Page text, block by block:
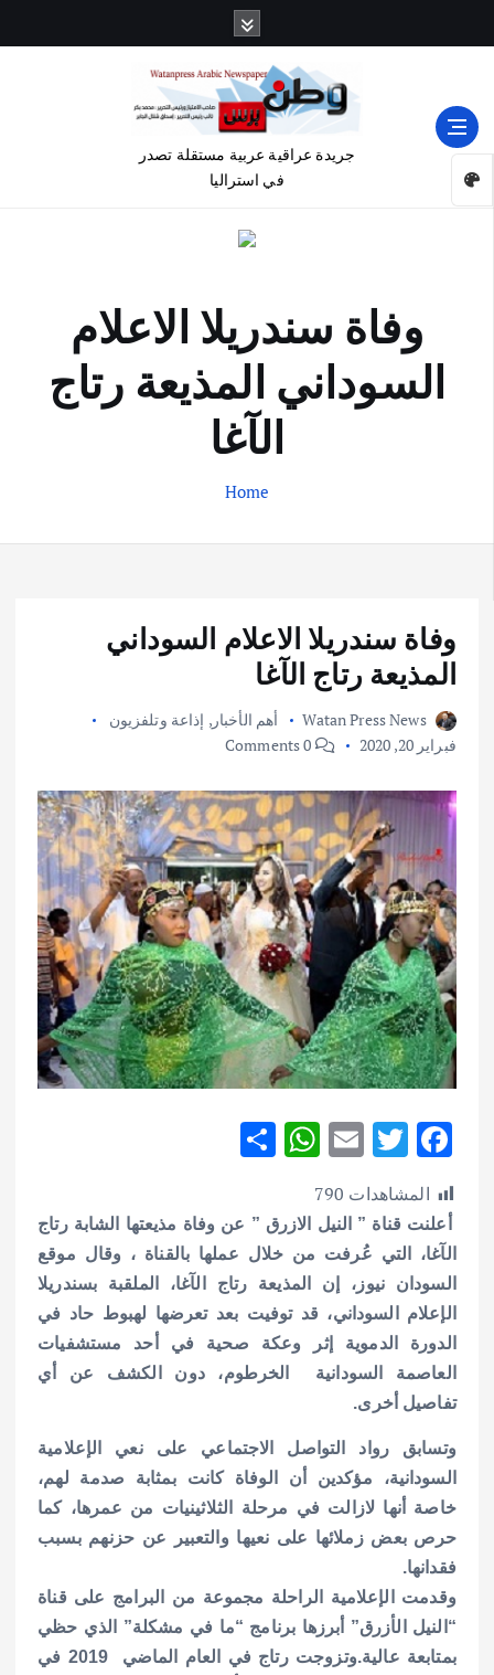
جريدة عراقية عربية مستقلة تصدر
في استراليا
وفاة سندريلا الاعلام
السوداني المذيعة رتاج
الآغا
Home
وفاة سندريلا الاعلام السوداني
المذيعة رتاج الآغا
Watan Press News أهم الأخبار, إذاعة وتلفزيون
فبراير 20, 2020
F
ac
e
b
o
o
k
T
w
it
te
r
E
ai
l
W
at
s
A
p
p
ar
e
المشاهدات 790
أعلنت قناة ” النيل الازرق ” عن وفاة مذيعتها الشابة رتاج
الآغا، التي عُرفت من خلال عملها بالقناة ، وقال موقع
السودان نيوز، إن المذيعة رتاج الآغا، الملقبة بسندريلا
الإعلام السوداني، قد توفيت بعد تعرضها لهبوط حاد في
الدورة الدموية إثر وعكة صحية في أحد مستشفيات
العاصمة السودانية الخرطوم، دون الكشف عن أي
تفاصيل أخرى.
وتسابق رواد التواصل الاجتماعي على نعي الإعلامية
السودانية، مؤكدين أن الوفاة كانت بمثابة صدمة لهم،
خاصة أنها لازالت في مرحلة الثلاثينيات من عمرها، كما
حرص بعض زملائها على نعيها والتعبير عن حزنهم بسبب
فقدانها.
وقدمت الإعلامية الراحلة مجموعة من البرامج على قناة
“النيل الأزرق” أبرزها برنامج “ما في مشكلة” الذي حظي
بمتابعة عالية.وتزوجت رتاج في العام الماضي 2019 في